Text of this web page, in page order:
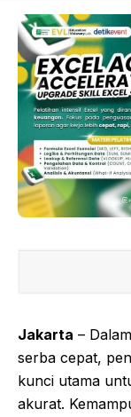
Jakarta –
serba cepat,
kunci utama
akurat.